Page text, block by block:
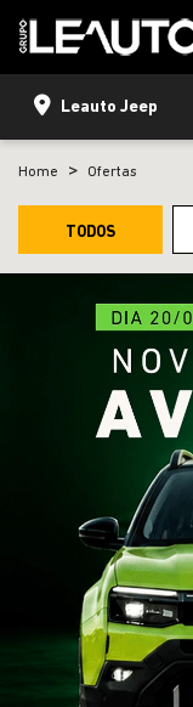
Leauto Jeep
Home Ofertas
TODOS